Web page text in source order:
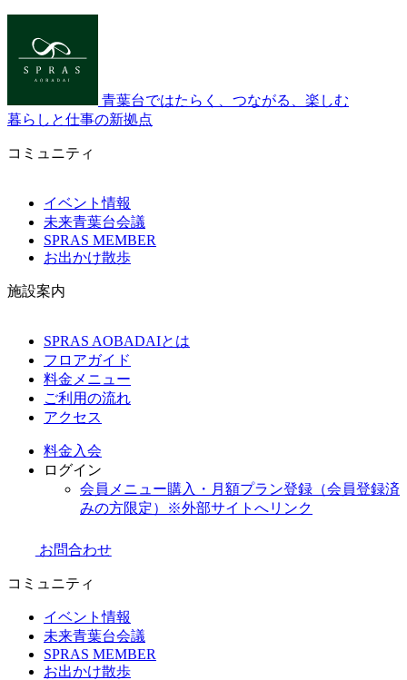
青葉台ではたらく、つながる、楽しむ
暮らしと仕事の新拠点
コミュニティ
イベント情報
未来青葉台会議
SPRAS MEMBER
お出かけ散歩
施設案内
SPRAS AOBADAIとは
フロアガイド
料金メニュー
ご利用の流れ
アクセス
料金 入会
ログイン
会員メニュー購入・月額プラン登録（会員登録済
みの方限定）
※外部サイトへリンク
お問合わせ
コミュニティ
イベント情報
未来青葉台会議
SPRAS MEMBER
お出かけ散歩